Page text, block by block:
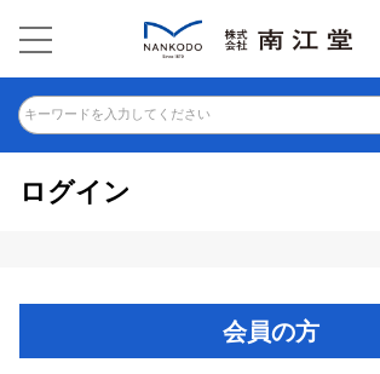
キーワードを入力してください
ログイン
会員の方